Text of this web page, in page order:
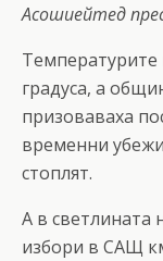
Асошиейтед
градуса, а
призоваваха
временни
стоплят.
А в светлината
избори в САЩ